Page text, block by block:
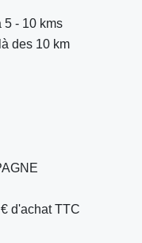
5 - 10 kms
des 10 km
d'achat TTC